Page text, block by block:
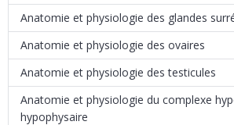
Anatomie et physiologie des glandes
Anatomie et physiologie des ovaires
Anatomie et physiologie des testicules
Anatomie et physiologie du complexe
hypophysaire